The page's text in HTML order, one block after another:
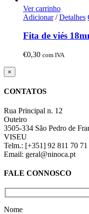
Ver carrinho
Adicionar/ Detalhes
Fita de viés
€0,30 com IVA
Close
product
view
×
CONTATOS
Rua Principal n. 12
Outeiro
3505-334 São Pedro de
VISEU
Telm.: [+351] 92 811 70 71
Email: geral@ninoca.pt
FALE CONNOSCO
Nome